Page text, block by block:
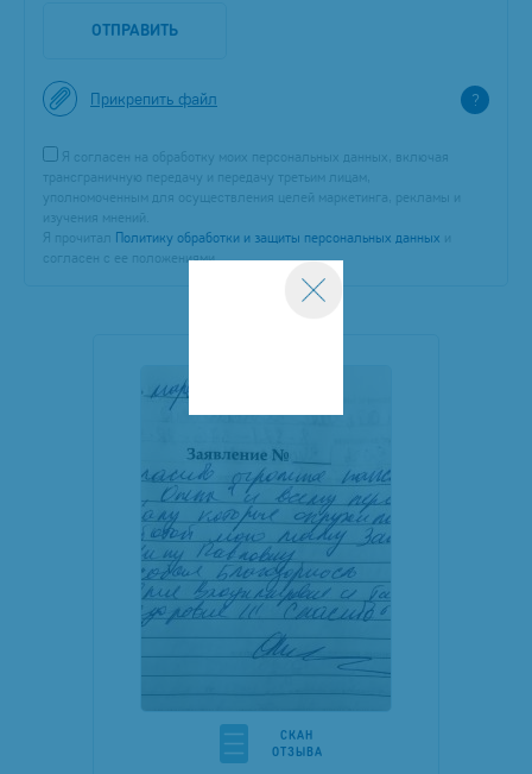
ОТПРАВИТЬ
Прикрепить файл ?
Я согласен на обработку моих персональных данных, включая
трансграничную передачу и передачу третьим лицам,
уполномоченным для осуществления целей маркетинга, рекламы и
изучения мнений.
Я прочитал Политику обработки и защиты персональных данных и
согласен с ее положениями
CКАН
ОТЗЫВА